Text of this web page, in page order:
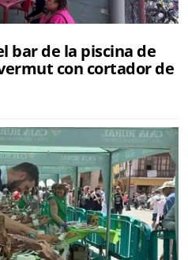
bar de la piscina de
con cortador de